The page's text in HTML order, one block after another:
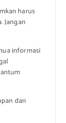
harus
Jangan
informasi
dan